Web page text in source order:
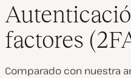
factores
Comparado con nuestra